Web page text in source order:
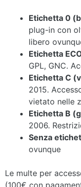
Etichetta 0
plug-in con
libero
Etichetta
GPL, GNC.
Etichetta C
2015.
vietato nelle
Etichetta B
2006.
Senza
ovunque
Le multe per